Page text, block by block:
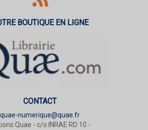
BOUTIQUE EN LIGNE
CONTACT
quae-numerique@quae.fr
Quae - c/o INRAE RD 10 -